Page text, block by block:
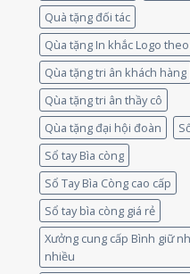
Quà tặng đối tác
Qùa tặng In khắc Logo
Qùa tặng tri ân khách hàng
Qùa tặng tri ân thầy cô
Qùa tặng đại hội đoàn
Sổ tay Bìa còng
Sổ Tay Bìa Còng cao cấp
Sổ tay bìa còng giá rẻ
Xưởng cung cấp Bình giữ
nhiều